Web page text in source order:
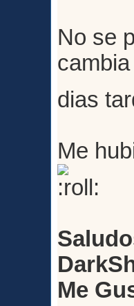
No se
dias
Me
Me